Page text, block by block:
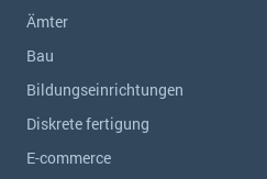
Ämter
Bau
Bildungseinrichtungen
Diskrete fertigung
E-commerce